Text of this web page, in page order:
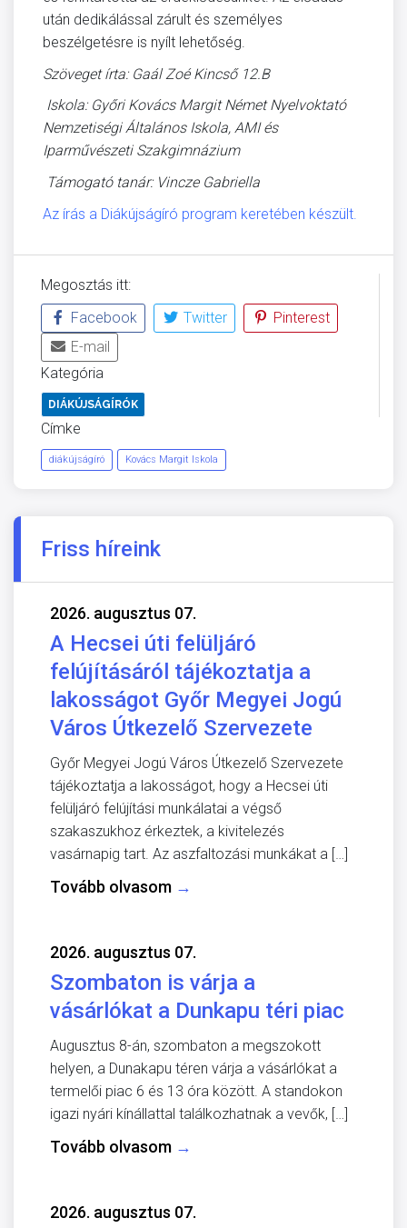
után dedikálással zárult és személyes
beszélgetésre is nyílt lehetőség.
Szöveget írta: Gaál Zoé Kincső 12.B
Iskola: Győri Kovács Margit Német Nyelvoktató
Nemzetiségi Általános Iskola, AMI és
Iparművészeti Szakgimnázium
Támogató tanár: Vincze Gabriella
Az írás a Diákújságíró program keretében készült.
Megosztás itt:
Facebook
Twitter
Pinterest
E-mail
Kategória
DIÁKÚJSÁGÍRÓK
Címke
diákújságíró Kovács Margit Iskola
Friss híreink
2026. augusztus 07.
A Hecsei úti felüljáró
felújításáról tájékoztatja a
lakosságot Győr Megyei Jogú
Város Útkezelő Szervezete
Győr Megyei Jogú Város Útkezelő Szervezete
tájékoztatja a lakosságot, hogy a Hecsei úti
felüljáró felújítási munkálatai a végső
szakaszukhoz érkeztek, a kivitelezés
vasárnapig tart. Az aszfaltozási munkákat a […]
Tovább olvasom →
2026. augusztus 07.
Szombaton is várja a
vásárlókat a Dunkapu téri piac
Augusztus 8-án, szombaton a megszokott
helyen, a Dunakapu téren várja a vásárlókat a
termelői piac 6 és 13 óra között. A standokon
igazi nyári kínállattal találkozhatnak a vevők, […]
Tovább olvasom →
2026. augusztus 07.